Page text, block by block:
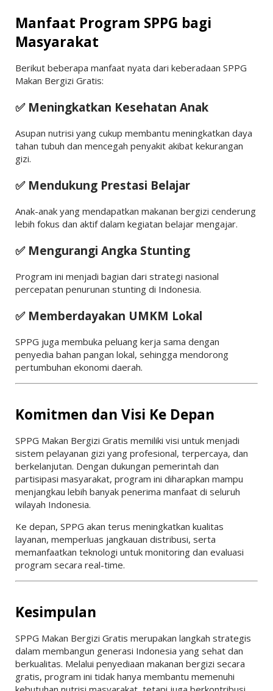
Manfaat Program SPPG bagi
Masyarakat
Berikut beberapa manfaat nyata dari keberadaan SPPG
Makan Bergizi Gratis:
✅ Meningkatkan Kesehatan Anak
Asupan nutrisi yang cukup membantu meningkatkan daya
tahan tubuh dan mencegah penyakit akibat kekurangan
gizi.
✅ Mendukung Prestasi Belajar
Anak-anak yang mendapatkan makanan bergizi cenderung
lebih fokus dan aktif dalam kegiatan belajar mengajar.
✅ Mengurangi Angka Stunting
Program ini menjadi bagian dari strategi nasional
percepatan penurunan stunting di Indonesia.
✅ Memberdayakan UMKM Lokal
SPPG juga membuka peluang kerja sama dengan
penyedia bahan pangan lokal, sehingga mendorong
pertumbuhan ekonomi daerah.
Komitmen dan Visi Ke Depan
SPPG Makan Bergizi Gratis memiliki visi untuk menjadi
sistem pelayanan gizi yang profesional, terpercaya, dan
berkelanjutan. Dengan dukungan pemerintah dan
partisipasi masyarakat, program ini diharapkan mampu
menjangkau lebih banyak penerima manfaat di seluruh
wilayah Indonesia.
Ke depan, SPPG akan terus meningkatkan kualitas
layanan, memperluas jangkauan distribusi, serta
memanfaatkan teknologi untuk monitoring dan evaluasi
program secara real-time.
Kesimpulan
SPPG Makan Bergizi Gratis merupakan langkah strategis
dalam membangun generasi Indonesia yang sehat dan
berkualitas. Melalui penyediaan makanan bergizi secara
gratis, program ini tidak hanya membantu memenuhi